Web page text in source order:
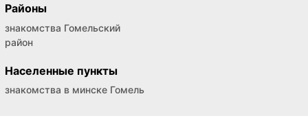
Районы
знакомства Гомельский
район
Населенные пункты
знакомства в минске Гомель